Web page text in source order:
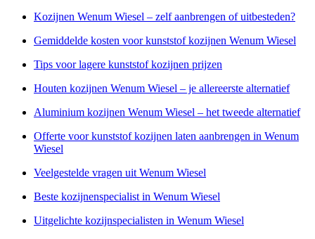
Kozijnen Wenum Wiesel – zelf aanbrengen of uitbesteden?
Gemiddelde kosten voor kunststof kozijnen Wenum Wiesel
Tips voor lagere kunststof kozijnen prijzen
Houten kozijnen Wenum Wiesel – je allereerste alternatief
Aluminium kozijnen Wenum Wiesel – het tweede alternatief
Offerte voor kunststof kozijnen laten aanbrengen in Wenum
Wiesel
Veelgestelde vragen uit Wenum Wiesel
Beste kozijnenspecialist in Wenum Wiesel
Uitgelichte kozijnspecialisten in Wenum Wiesel